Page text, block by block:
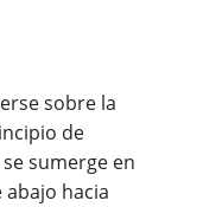
sobre la
de
sumerge en
hacia